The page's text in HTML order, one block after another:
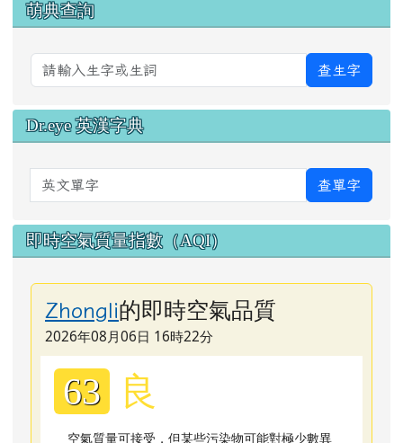
萌典查詢
查生字
Dr.eye 英漢字典
英文單字 查單字
即時空氣質量指數（AQI）
Zhongli的即時空氣品質
2026年08月06日 16時22分
63 良
空氣質量可接受，但某些污染物可能對極少數異